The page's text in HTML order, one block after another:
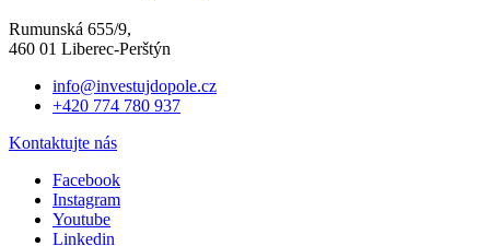
Rumunská 655/9,
460 01 Liberec-Perštýn
info@investujdopole.cz
+420 774 780 937
Kontaktujte nás
Facebook
Instagram
Youtube
Linkedin